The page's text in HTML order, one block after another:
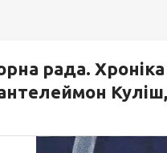
рада.